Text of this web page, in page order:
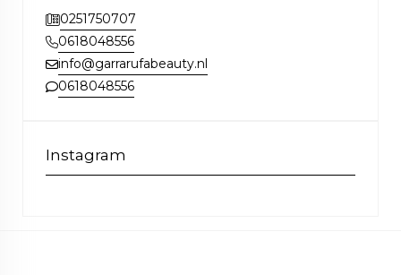
0251750707
0618048556
info@garrarufabeauty.nl
0618048556
Instagram